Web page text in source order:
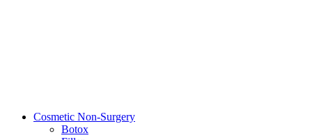
Cosmetic Non-Surgery
Botox